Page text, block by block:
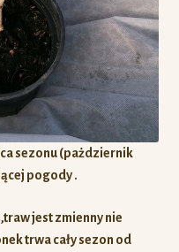
sezonu (pażdziernik
pogody .
jest zmienny nie
trwa cały sezon od